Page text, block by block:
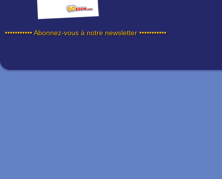
••••••••••• Abonnez-vous à notre newsletter •••••••••••